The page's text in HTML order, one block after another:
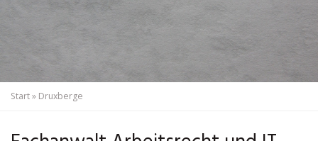
Start» Druxberge